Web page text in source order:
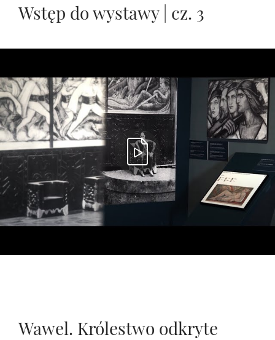
Wstęp do wystawy | cz. 3
Wawel. Królestwo odkryte